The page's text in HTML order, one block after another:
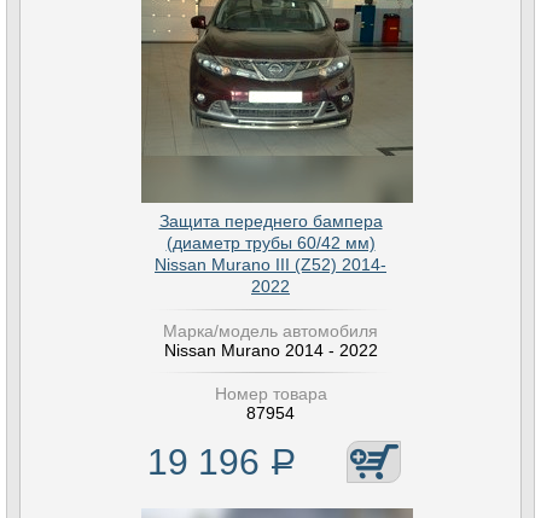
Защита переднего бампера
(диаметр трубы 60/42 мм)
Nissan Murano III (Z52) 2014-
2022
Марка/модель автомобиля
Nissan Murano 2014 - 2022
Номер товара
87954
19 196 Р